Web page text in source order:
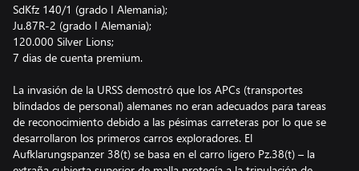
SdKfz 140/1 (grado I Alemania);
Ju.87R-2 (grado I Alemania);
120.000 Silver Lions;
7 dias de cuenta premium.
La invasión de la URSS demostró que los APCs (transportes
blindados de personal) alemanes no eran adecuados para tareas
de reconocimiento debido a las pésimas carreteras por lo que se
desarrollaron los primeros carros exploradores. El
Aufklarungspanzer 38(t) se basa en el carro ligero Pz.38(t) – la